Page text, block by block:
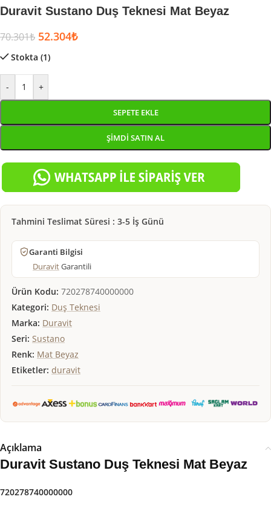
Duravit Sustano Duş Teknesi Mat Beyaz
70.301₺ 52.304₺
Stokta (1)
- +
SEPETE EKLE
ŞIMDI SATIN AL
Tahmini Teslimat Süresi : 3-5 İş Günü
Garanti Bilgisi
DuravitGarantili
Ürün Kodu: 720278740000000
Kategori: Duş Teknesi
Marka: Duravit
Seri: Sustano
Renk: Mat Beyaz
Etiketler: duravit
Açıklama
Duravit Sustano Duş Teknesi Mat Beyaz
720278740000000